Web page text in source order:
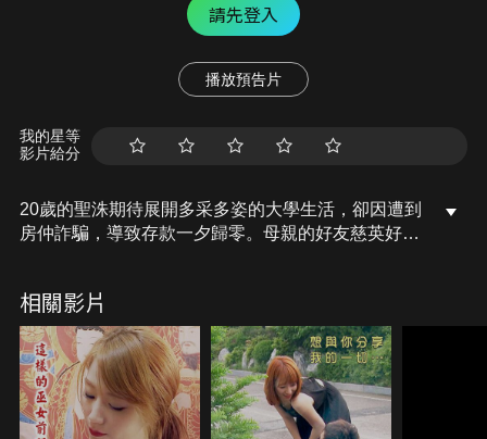
請先登入
播放預告片
我的星等
影片給分
20歲的聖洙期待展開多采多姿的大學生活，卻因遭到
房仲詐騙，導致存款一夕歸零。母親的好友慈英好心
聖洙竟意外發現慈英極力隱藏、令人臉紅心跳的小秘
密……
相關影片